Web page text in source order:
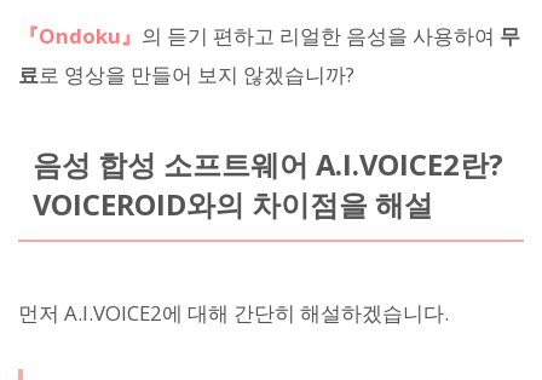
『Ondoku』 의 듣기 편하고 리얼한 음성을 사용하여 무
료로 영상을 만들어 보지 않겠습니까?
음성 합성 소프트웨어 A.I.VOICE2란?
VOICEROID와의 차이점을 해설
먼저 A.I.VOICE2에 대해 간단히 해설하겠습니다.